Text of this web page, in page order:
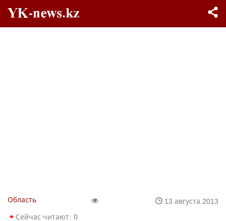
Область
13 августа 2013
Сейчас читают: 0